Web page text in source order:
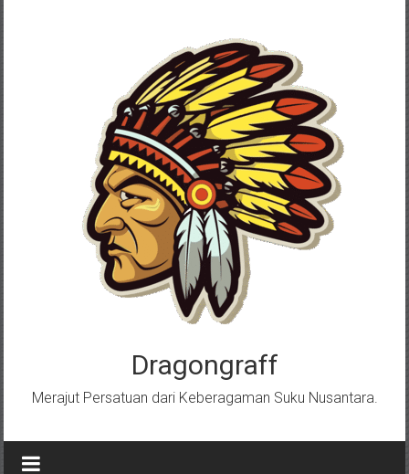
Dragongraff
Merajut Persatuan dari Keberagaman Suku Nusantara.